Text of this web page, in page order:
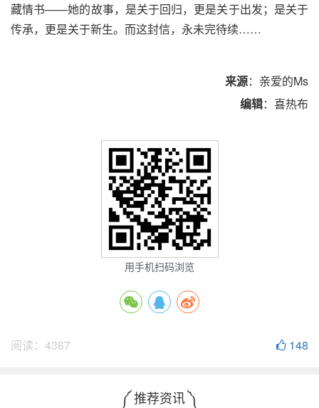
藏情书——她的故事，是关于回归，更是关于出发；是关于
传承，更是关于新生。而这封信，永未完待续……
来源：亲爱的Ms
编辑：喜热布
用手机扫码浏览
阅读： 4367 148
༼ 推荐资讯 ༽